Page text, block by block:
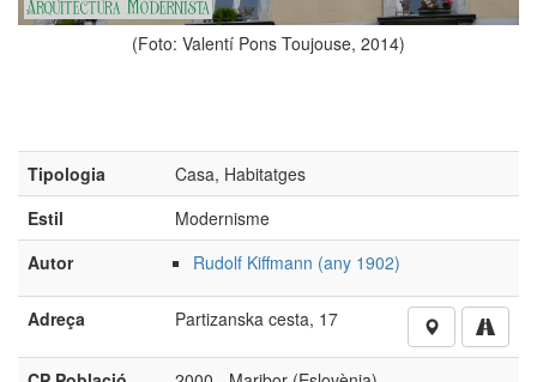
Toujouse, 2014) (Foto: Valentí Pons
Tipologia
Casa, Habitatges
Estil
Modernisme
Autor
Rudolf Kiffmann (any 1902)
Adreça Partizanska cesta, 17